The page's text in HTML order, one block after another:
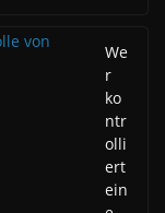
We
r
ko
ntr
olli
ert
ein